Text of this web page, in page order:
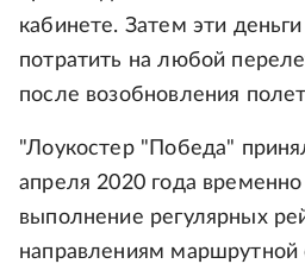
кабинете. Затем эти
потратить на любой
после возобновления
"Лоукостер "Победа"
апреля 2020 года временно
выполнение регулярных
направлениям маршрутной